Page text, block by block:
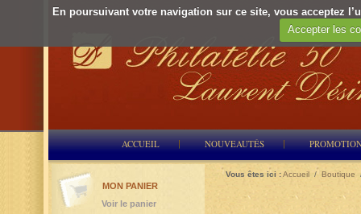
En poursuivant votre navigation sur ce site, vous acceptez
Accepter les
ACCUEIL NOUVEAUTÉS
Vous êtes ici :Accueil / Boutique
MON PANIER
Voir le panier